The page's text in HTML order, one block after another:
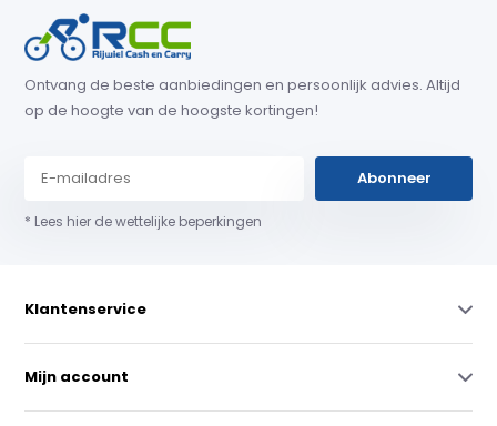
Ontvang de beste aanbiedingen en persoonlijk advies. Altijd
op de hoogte van de hoogste kortingen!
Abonneer
* Lees hier de wettelijke beperkingen
Klantenservice
Mijn account